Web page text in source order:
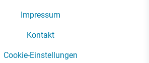
Impressum
Kontakt
Cookie-Einstellungen